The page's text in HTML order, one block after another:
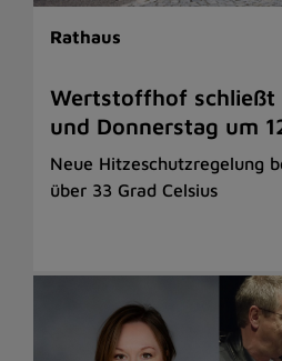
Rathaus
Wertstoffhof schließt
und Donnerstag um
Neue Hitzeschutzregelung
über 33 Grad Celsius